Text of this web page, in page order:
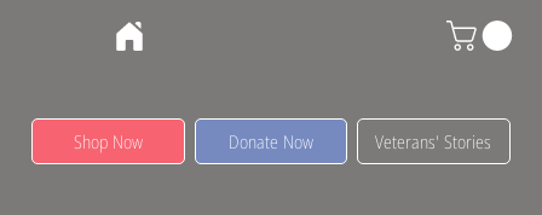
Shop Now Donate Now Veterans' Stories